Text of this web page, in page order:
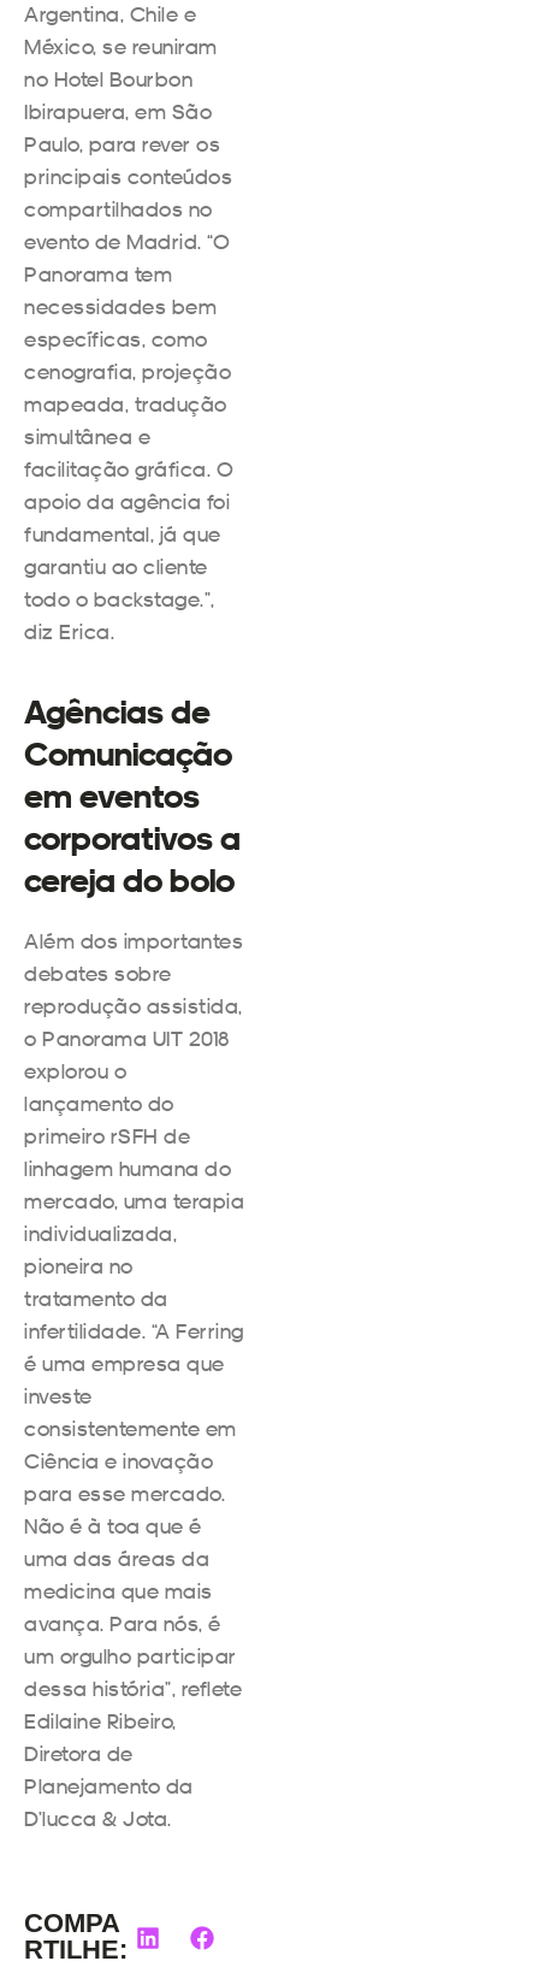
Argentina, Chile e
México, se reuniram
no Hotel Bourbon
Ibirapuera, em São
Paulo, para rever os
principais conteúdos
compartilhados no
evento de Madrid. “O
Panorama tem
necessidades bem
específicas, como
cenografia, projeção
mapeada, tradução
simultânea e
facilitação gráfica. O
apoio da agência foi
fundamental, já que
garantiu ao cliente
todo o backstage.”,
diz Erica.
Agências de
Comunicação
em eventos
corporativosa
cereja do bolo
Além dos importantes
debates sobre
reprodução assistida,
o Panorama UIT 2018
explorou o
lançamento do
primeiro rSFH de
linhagem humana do
mercado, uma terapia
individualizada,
pioneira no
tratamento da
infertilidade. “A Ferring
é uma empresa que
investe
consistentemente em
Ciência e inovação
para esse mercado.
Não é à toa que é
uma das áreas da
medicina que mais
avança. Para nós, é
um orgulho participar
dessa história”, reflete
Edilaine Ribeiro,
Diretora de
Planejamento da
D’lucca & Jota.
COMPA
RTILHE: